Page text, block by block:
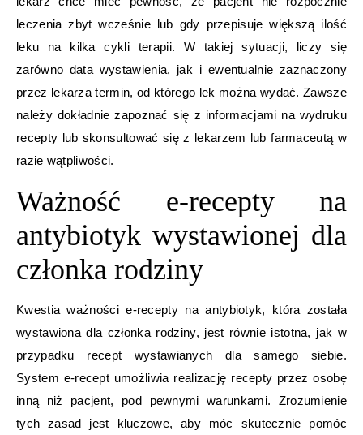
leczenia zbyt wcześnie lub gdy przepisuje większą ilość
leku na kilka cykli terapii. W takiej sytuacji, liczy się
zarówno data wystawienia, jak i ewentualnie zaznaczony
przez lekarza termin, od którego lek można wydać. Zawsze
należy dokładnie zapoznać się z informacjami na wydruku
recepty lub skonsultować się z lekarzem lub farmaceutą w
razie wątpliwości.
Ważność e-recepty na
antybiotyk wystawionej dla
członka rodziny
Kwestia ważności e-recepty na antybiotyk, która została
wystawiona dla członka rodziny, jest równie istotna, jak w
przypadku recept wystawianych dla samego siebie.
System e-recept umożliwia realizację recepty przez osobę
inną niż pacjent, pod pewnymi warunkami. Zrozumienie
tych zasad jest kluczowe, aby móc skutecznie pomóc